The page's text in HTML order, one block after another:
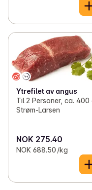
Ytrefilet av angus
Til 2 Personer, ca. 400 g,
Strøm-Larsen
NOK 275.40
NOK 688.50 /kg